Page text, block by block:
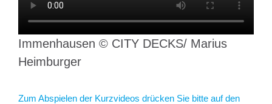
Immenhausen © CITY DECKS/ Marius
Heimburger
Zum Abspielen der Kurzvideos drücken Sie bitte auf den